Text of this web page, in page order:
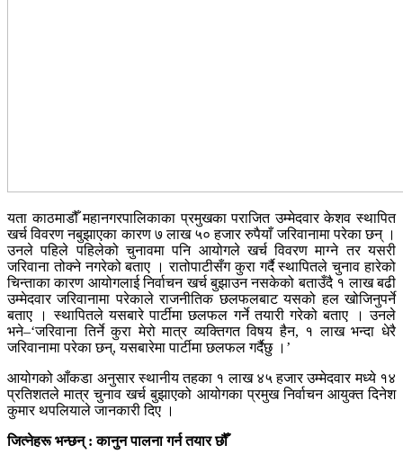
यता काठमाडौँ महानगरपालिकाका प्रमुखका पराजित उम्मेदवार केशव स्थापित
खर्च विवरण नबुझाएका कारण ७ लाख ५० हजार रुपैयाँ जरिवानामा परेका छन् ।
उनले पहिले पहिलेको चुनावमा पनि आयोगले खर्च विवरण माग्ने तर यसरी
जरिवाना तोक्ने नगरेको बताए । रातोपाटीसँग कुरा गर्दै स्थापितले चुनाव हारेको
चिन्ताका कारण आयोगलाई निर्वाचन खर्च बुझाउन नसकेको बताउँदै १ लाख बढी
उम्मेदवार जरिवानामा परेकाले राजनीतिक छलफलबाट यसको हल खोजिनुपर्ने
बताए । स्थापितले यसबारे पार्टीमा छलफल गर्ने तयारी गरेको बताए । उनले
भने–‘जरिवाना तिर्ने कुरा मेरो मात्र व्यक्तिगत विषय हैन, १ लाख भन्दा धेरै
जरिवानामा परेका छन्, यसबारेमा पार्टीमा छलफल गर्दैछु ।’
आयोगको आँकडा अनुसार स्थानीय तहका १ लाख ४५ हजार उम्मेदवार मध्ये १४
प्रतिशतले मात्र चुनाव खर्च बुझाएको आयोगका प्रमुख निर्वाचन आयुक्त दिनेश
कुमार थपलियाले जानकारी दिए ।
जित्नेहरू भन्छन् : कानुन पालना गर्न तयार छौँ